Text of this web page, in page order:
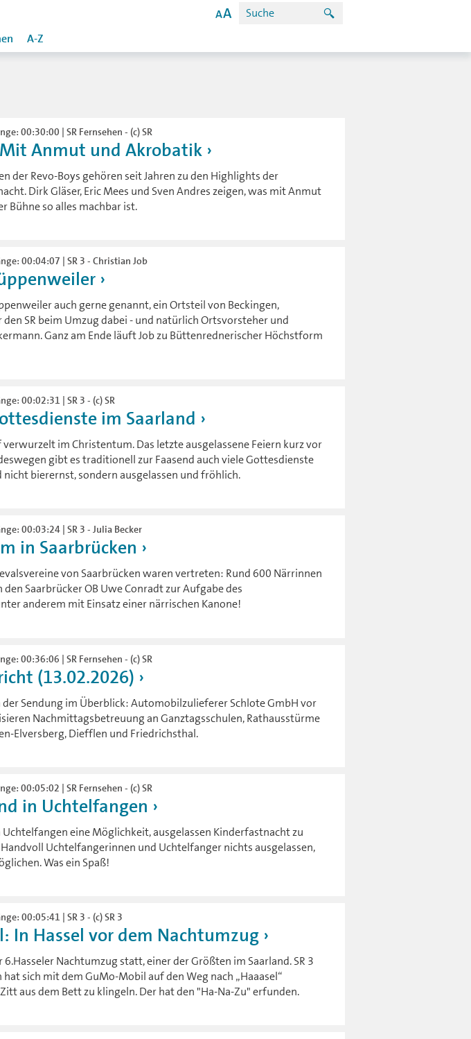
A-Z
00:30:00 | SR Fernsehen - (c) SR
Mit Anmut und Akrobatik
der Revo-Boys gehören seit Jahren zu den Highlights der
Dirk Gläser, Eric Mees und Sven Andres zeigen, was mit Anmut
Bühne so alles machbar ist.
00:04:07 | SR 3 - Christian Job
auch gerne genannt, ein Ortsteil von Beckingen,
SR beim Umzug dabei - und natürlich Ortsvorsteher und
Ganz am Ende läuft Job zu Büttenrednerischer Höchstform
00:02:31 | SR 3 - (c) SR
im Saarland
im Christentum. Das letzte ausgelassene Feiern kurz vor
gibt es traditionell zur Faasend auch viele Gottesdienste
nicht bierernst, sondern ausgelassen und fröhlich.
00:03:24 | SR 3 - Julia Becker
in Saarbrücken
von Saarbrücken waren vertreten: Rund 600 Närrinnen
Saarbrücker OB Uwe Conradt zur Aufgabe des
anderem mit Einsatz einer närrischen Kanone!
00:36:06 | SR Fernsehen - (c) SR
(13.02.2026)
der Sendung im Überblick: Automobilzulieferer Schlote GmbH vor
Nachmittagsbetreuung an Ganztagsschulen, Rathausstürme
Elversberg, Diefflen und Friedrichsthal.
00:05:02 | SR Fernsehen - (c) SR
in Uchtelfangen
Uchtelfangen eine Möglichkeit, ausgelassen Kinderfastnacht zu
Uchtelfangerinnen und Uchtelfanger nichts ausgelassen,
Was ein Spaß!
00:05:41 | SR 3 - (c) SR 3
In Hassel vor dem Nachtumzug
Nachtumzug statt, einer der Größten im Saarland. SR 3
hat sich mit dem GuMo-Mobil auf den Weg nach „Haaasel“
aus dem Bett zu klingeln. Der hat den "Ha-Na-Zu" erfunden.